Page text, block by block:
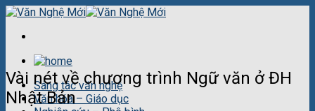
Skip
content
Sáng tác văn nghệ
Văn hóa – Giáo dục
Vài nét về chương trình Ngữ văn ở ĐH
Nhật Bản